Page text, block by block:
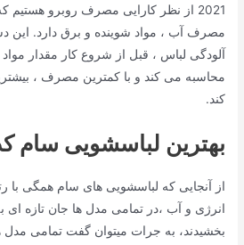
2021 از نظر کارایی مصرف روبرو هستیم
مصرف آب ، مواد شوینده و برق دارد. این
آلودگی لباس ، قبل از شروع کار مقدار مواد
محاسبه می کند و با کمترین مصرف ،
کند.
بهترین لباسشویی سام
انرژی و آب ،در تمامی مدل ها جان تازه ای
بخشیدند، به جرات میتوان گفت تمامی مدل